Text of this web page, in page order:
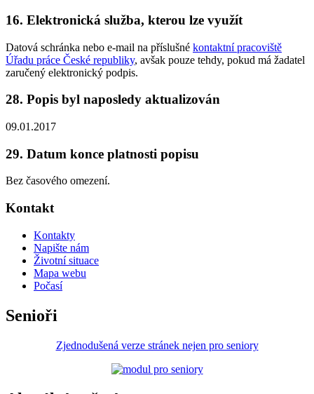
16. Elektronická služba, kterou lze využít
Datová schránka nebo e-mail na příslušné kontaktní pracoviště
Úřadu práce České republiky, avšak pouze tehdy, pokud má žadatel
zaručený elektronický podpis.
28. Popis byl naposledy aktualizován
09.01.2017
29. Datum konce platnosti popisu
Bez časového omezení.
Kontakt
Kontakty
Napište nám
Životní situace
Mapa webu
Počasí
Senioři
Zjednodušená verze stránek nejen pro seniory